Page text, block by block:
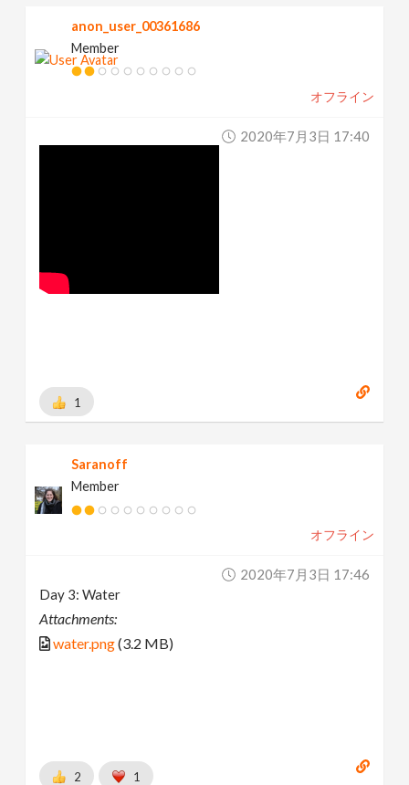
anon_user_00361686
Member
オフライン
2020年7月3日 17:40
1
Saranoff
Member
オフライン
2020年7月3日 17:46
Day 3: Water
Attachments:
water.png(3.2 MB)
2 1